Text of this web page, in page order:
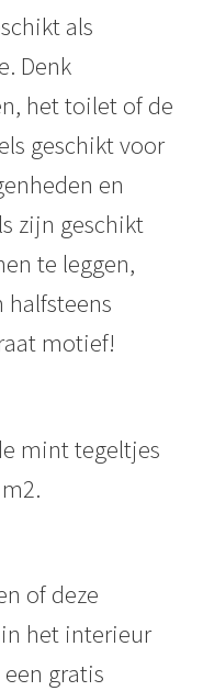
als
Denk
het toilet of de
geschikt voor
en
zijn geschikt
te leggen,
halfsteens
motief!
mint tegeltjes
of deze
het interieur
gratis